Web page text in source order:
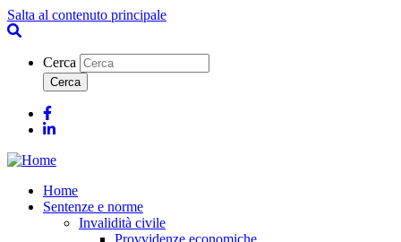
Salta al contenuto principale
Cerca
Facebook
Linkedin
Home
Sentenze e norme
Invalidità civile
Provvidenze economiche